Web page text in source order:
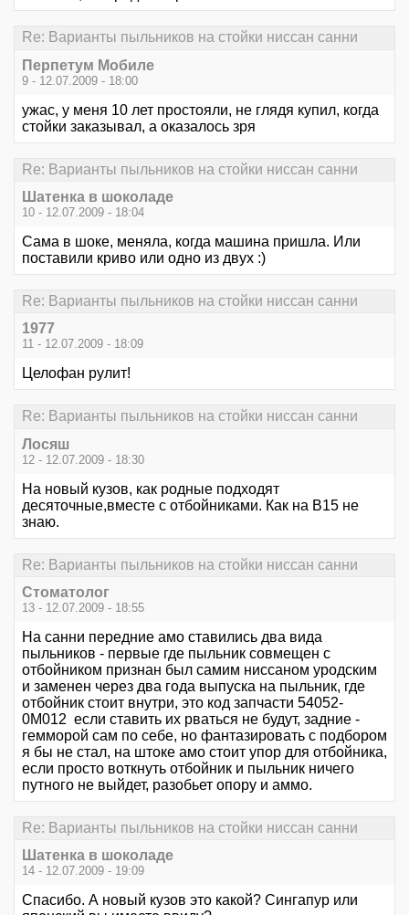
Re: Варианты пыльников на стойки ниссан санни
Перпетум Мобиле
9 - 12.07.2009 - 18:00
ужас, у меня 10 лет простояли, не глядя купил, когда
стойки заказывал, а оказалось зря
Re: Варианты пыльников на стойки ниссан санни
Шатенка в шоколаде
10 - 12.07.2009 - 18:04
Сама в шоке, меняла, когда машина пришла. Или
поставили криво или одно из двух :)
Re: Варианты пыльников на стойки ниссан санни
1977
11 - 12.07.2009 - 18:09
Целофан рулит!
Re: Варианты пыльников на стойки ниссан санни
Лосяш
12 - 12.07.2009 - 18:30
На новый кузов, как родные подходят
десяточные,вместе с отбойниками. Как на В15 не
знаю.
Re: Варианты пыльников на стойки ниссан санни
Стоматолог
13 - 12.07.2009 - 18:55
На санни передние амо ставились два вида
пыльников - первые где пыльник совмещен с
отбойником признан был самим ниссаном уродским
и заменен через два года выпуска на пыльник, где
отбойник стоит внутри, это код запчасти 54052-
0M012 если ставить их рваться не будут, задние -
гемморой сам по себе, но фантазировать с подбором
я бы не стал, на штоке амо стоит упор для отбойника,
если просто воткнуть отбойник и пыльник ничего
путного не выйдет, разобьет опору и аммо.
Re: Варианты пыльников на стойки ниссан санни
Шатенка в шоколаде
14 - 12.07.2009 - 19:09
Спасибо. А новый кузов это какой? Сингапур или